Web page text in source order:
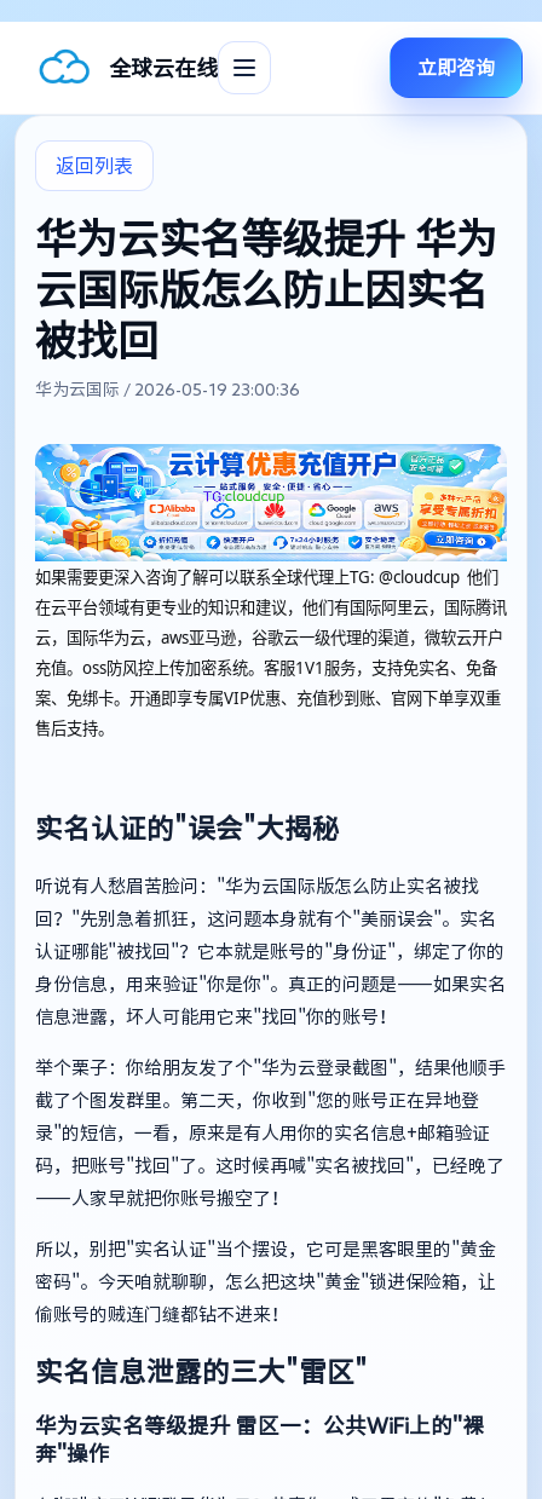
全球云在线 立即咨询
返回列表
华为云实名等级提升 华为
云国际版怎么防止因实名
被找回
华为云国际 / 2026-05-19 23:00:36
如果需要更深入咨询了解可以联系全球代理上TG: @cloudcup 他们
在云平台领域有更专业的知识和建议，他们有国际阿里云，国际腾讯
云，国际华为云，aws亚马逊，谷歌云一级代理的渠道，微软云开户
充值。oss防风控上传加密系统。客服1V1服务，支持免实名、免备
案、免绑卡。开通即享专属VIP优惠、充值秒到账、官网下单享双重
售后支持。
实名认证的"误会"大揭秘
听说有人愁眉苦脸问："华为云国际版怎么防止实名被找
回？"先别急着抓狂，这问题本身就有个"美丽误会"。实名
认证哪能"被找回"？它本就是账号的"身份证"，绑定了你的
身份信息，用来验证"你是你"。真正的问题是——如果实名
信息泄露，坏人可能用它来"找回"你的账号！
举个栗子：你给朋友发了个"华为云登录截图"，结果他顺手
截了个图发群里。第二天，你收到"您的账号正在异地登
录"的短信，一看，原来是有人用你的实名信息+邮箱验证
码，把账号"找回"了。这时候再喊"实名被找回"，已经晚了
——人家早就把你账号搬空了！
所以，别把"实名认证"当个摆设，它可是黑客眼里的"黄金
密码"。今天咱就聊聊，怎么把这块"黄金"锁进保险箱，让
偷账号的贼连门缝都钻不进来！
实名信息泄露的三大"雷区"
华为云实名等级提升 雷区一：公共WiFi上的"裸
奔"操作